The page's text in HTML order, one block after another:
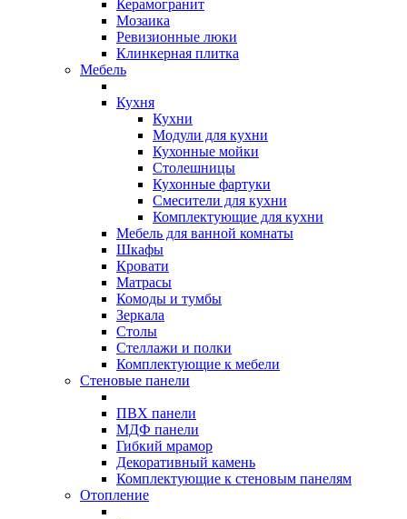
Керамогранит
Мозаика
Ревизионные люки
Клинкерная плитка
Мебель
Кухня
Кухни
Модули для кухни
Кухонные мойки
Столешницы
Кухонные фартуки
Смесители для кухни
Комплектующие для кухни
Мебель для ванной комнаты
Шкафы
Кровати
Матрасы
Комоды и тумбы
Зеркала
Столы
Стеллажи и полки
Комплектующие к мебели
Стеновые панели
ПВХ панели
МДФ панели
Гибкий мрамор
Декоративный камень
Комплектующие к стеновым панелям
Отопление